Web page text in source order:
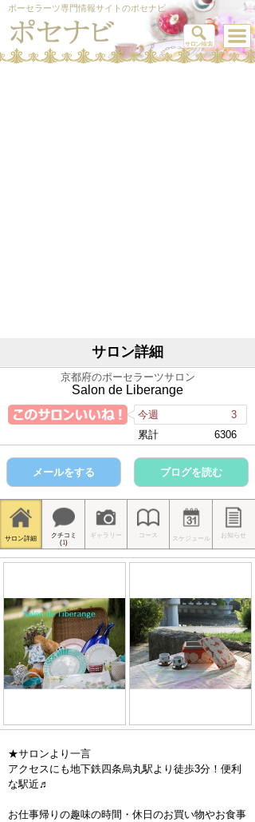
ポーセラーツ専門情報サイトのポセナビ
サロン詳細
京都府のポーセラーツサロン
Salon de Liberange
今週
3
累計
6306
メールをする ブログを読む
サロン詳細
クチコミ
(1)
ギャラリー コース スケジュール お知らせ
★サロンより一言
アクセスにも地下鉄四条烏丸駅より徒歩3分！便利
な駅近♬
お仕事帰りの趣味の時間・休日のお買い物やお食事